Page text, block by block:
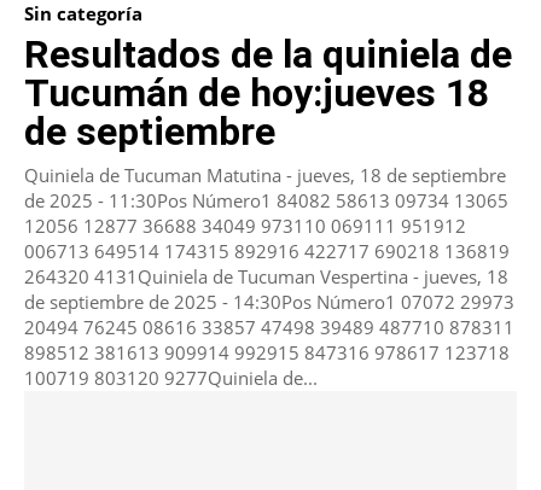
Sin categoría
Resultados de la quiniela de
Tucumán de hoy:jueves 18
de septiembre
Quiniela de Tucuman Matutina - jueves, 18 de septiembre
de 2025 - 11:30Pos Número1 84082 58613 09734 13065
12056 12877 36688 34049 973110 069111 951912
006713 649514 174315 892916 422717 690218 136819
264320 4131Quiniela de Tucuman Vespertina - jueves, 18
de septiembre de 2025 - 14:30Pos Número1 07072 29973
20494 76245 08616 33857 47498 39489 487710 878311
898512 381613 909914 992915 847316 978617 123718
100719 803120 9277Quiniela de...